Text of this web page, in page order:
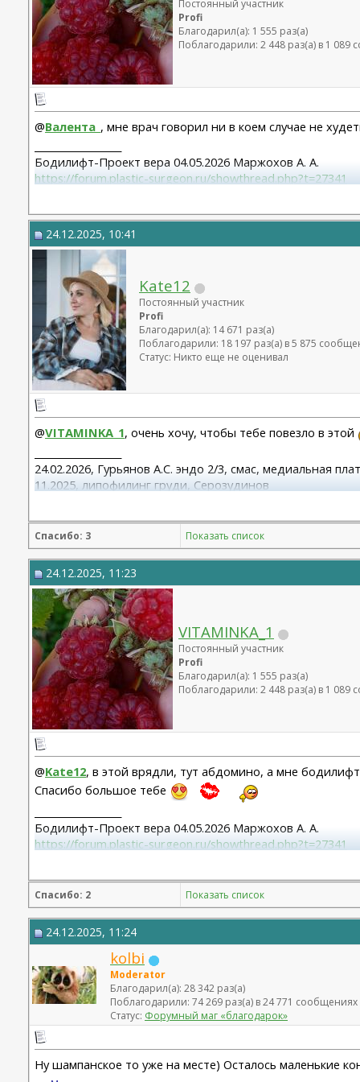
Постоянный участник
Profi
Благодарил(а): 1 555 раз(а)
Поблагодарили: 2 448 раз(а) в 1 089
@Валента_ , мне врач говорил ни в коем случае не
Бодилифт-Проект вера 04.05.2026 Маржохов А. А.
https://forum.plastic-surgeon.ru/showthread.php?t=27341
Липосакция подбородка 18.12.2023
24.12.2025, 10:41
Kate12
Постоянный участник
Profi
Благодарил(а): 14 671 раз(а)
Поблагодарили: 18 197 раз(а) в 5 875
Статус: Никто еще не оценивал
@VITAMINKA_1, очень хочу, чтобы тебе повезло в этой
24.02.2026, Гурьянов А.С. эндо 2/3, смас, медиальная
11.2025, липофилинг груди, Серозудинов
08.2015, allergan 240, 255. Аврамович А.Г., Клиника СЛ
Спасибо: 3 Показать список
24.12.2025, 11:23
VITAMINKA_1
Постоянный участник
Profi
Благодарил(а): 1 555 раз(а)
Поблагодарили: 2 448 раз(а) в 1 089
@Kate12, в этой врядли, тут абдомино, а мне
Спасибо большое тебе
Бодилифт-Проект вера 04.05.2026 Маржохов А. А.
https://forum.plastic-surgeon.ru/showthread.php?t=27341
Липосакция подбородка 18.12.2023
Спасибо: 2 Показать список
24.12.2025, 11:24
kolbi
Moderator
Благодарил(а): 28 342 раз(а)
Поблагодарили: 74 269 раз(а) в 24 771 сообщениях
Статус: Форумный маг «благодарок»
Ну шампанское то уже на месте) Осталось маленькие